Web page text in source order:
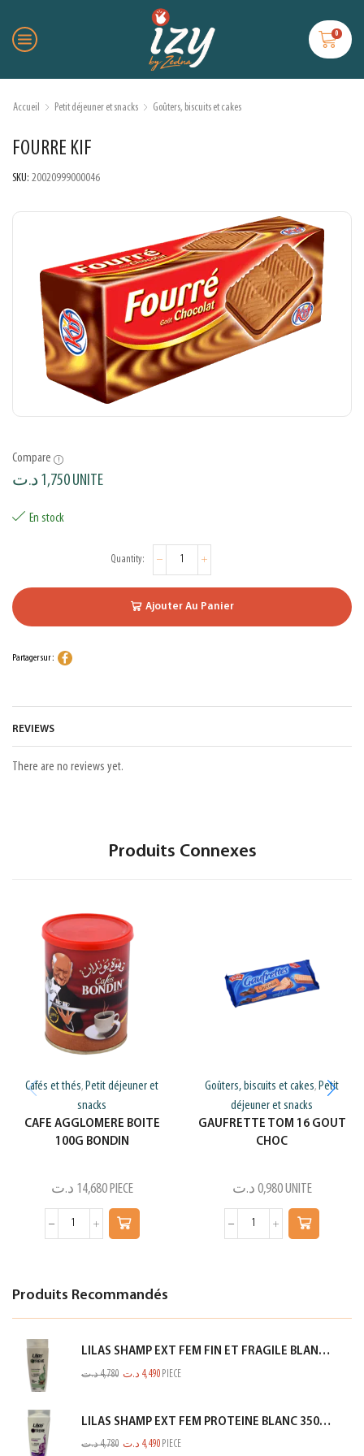
0
Accueil Petit déjeuner et snacks Goûters, biscuits et cakes
FOURRE KIF
SKU: 20020999000046
Compare
1,750د.ت UNITE
En stock
Ajouter Au Panier
Partager sur :
REVIEWS
There are no reviews yet.
Produits Connexes
Cafés et thés, Petit déjeuner et
snacks
CAFE AGGLOMERE BOITE
100G BONDIN
14,680 د.ت PIECE
Goûters, biscuits et cakes, Petit
déjeuner et snacks
GAUFRETTE TOM 16 GOUT
CHOC
0,980 د.ت UNITE
Produits Recommandés
LILAS SHAMP EXT FEM FIN ET FRAGILE BLANC 350ML
4,780د.ت 4,490 د.ت PIECE
LILAS SHAMP EXT FEM PROTEINE BLANC 350ML
4,780د.ت 4,490 د.ت PIECE